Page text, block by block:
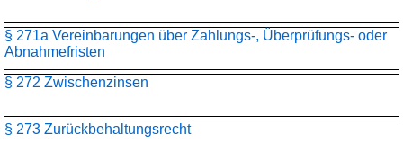
§ 271a Vereinbarungen über Zahlungs-, Überprüfungs- oder
Abnahmefristen
§ 272 Zwischenzinsen
§ 273 Zurückbehaltungsrecht